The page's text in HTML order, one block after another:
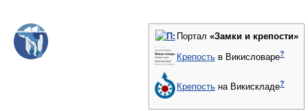
Портал «Замки и крепости»
Крепость в Викисловаре?
Крепость на Викискладе?